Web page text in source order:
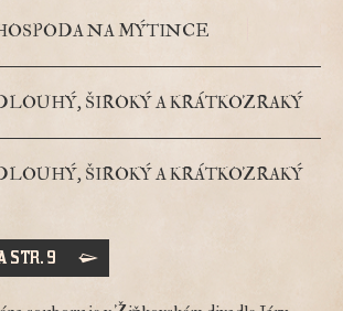
NA MÝTINCE
ŠIROKÝ A KRÁTKOZRAKÝ
ŠIROKÝ A KRÁTKOZRAKÝ
STR. 9